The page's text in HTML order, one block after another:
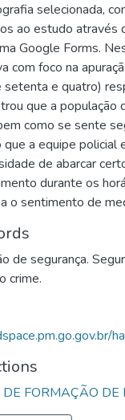
selecionada,
ao estudo através
Google Forms.
com foco na
setenta e quatro)
que a população
como se sente
que a equipe policial
de abarcar
durante os
o sentimento de
de segurança.
crime.
DE FORMAÇÃO